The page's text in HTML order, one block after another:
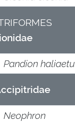
Pandion
Neophron